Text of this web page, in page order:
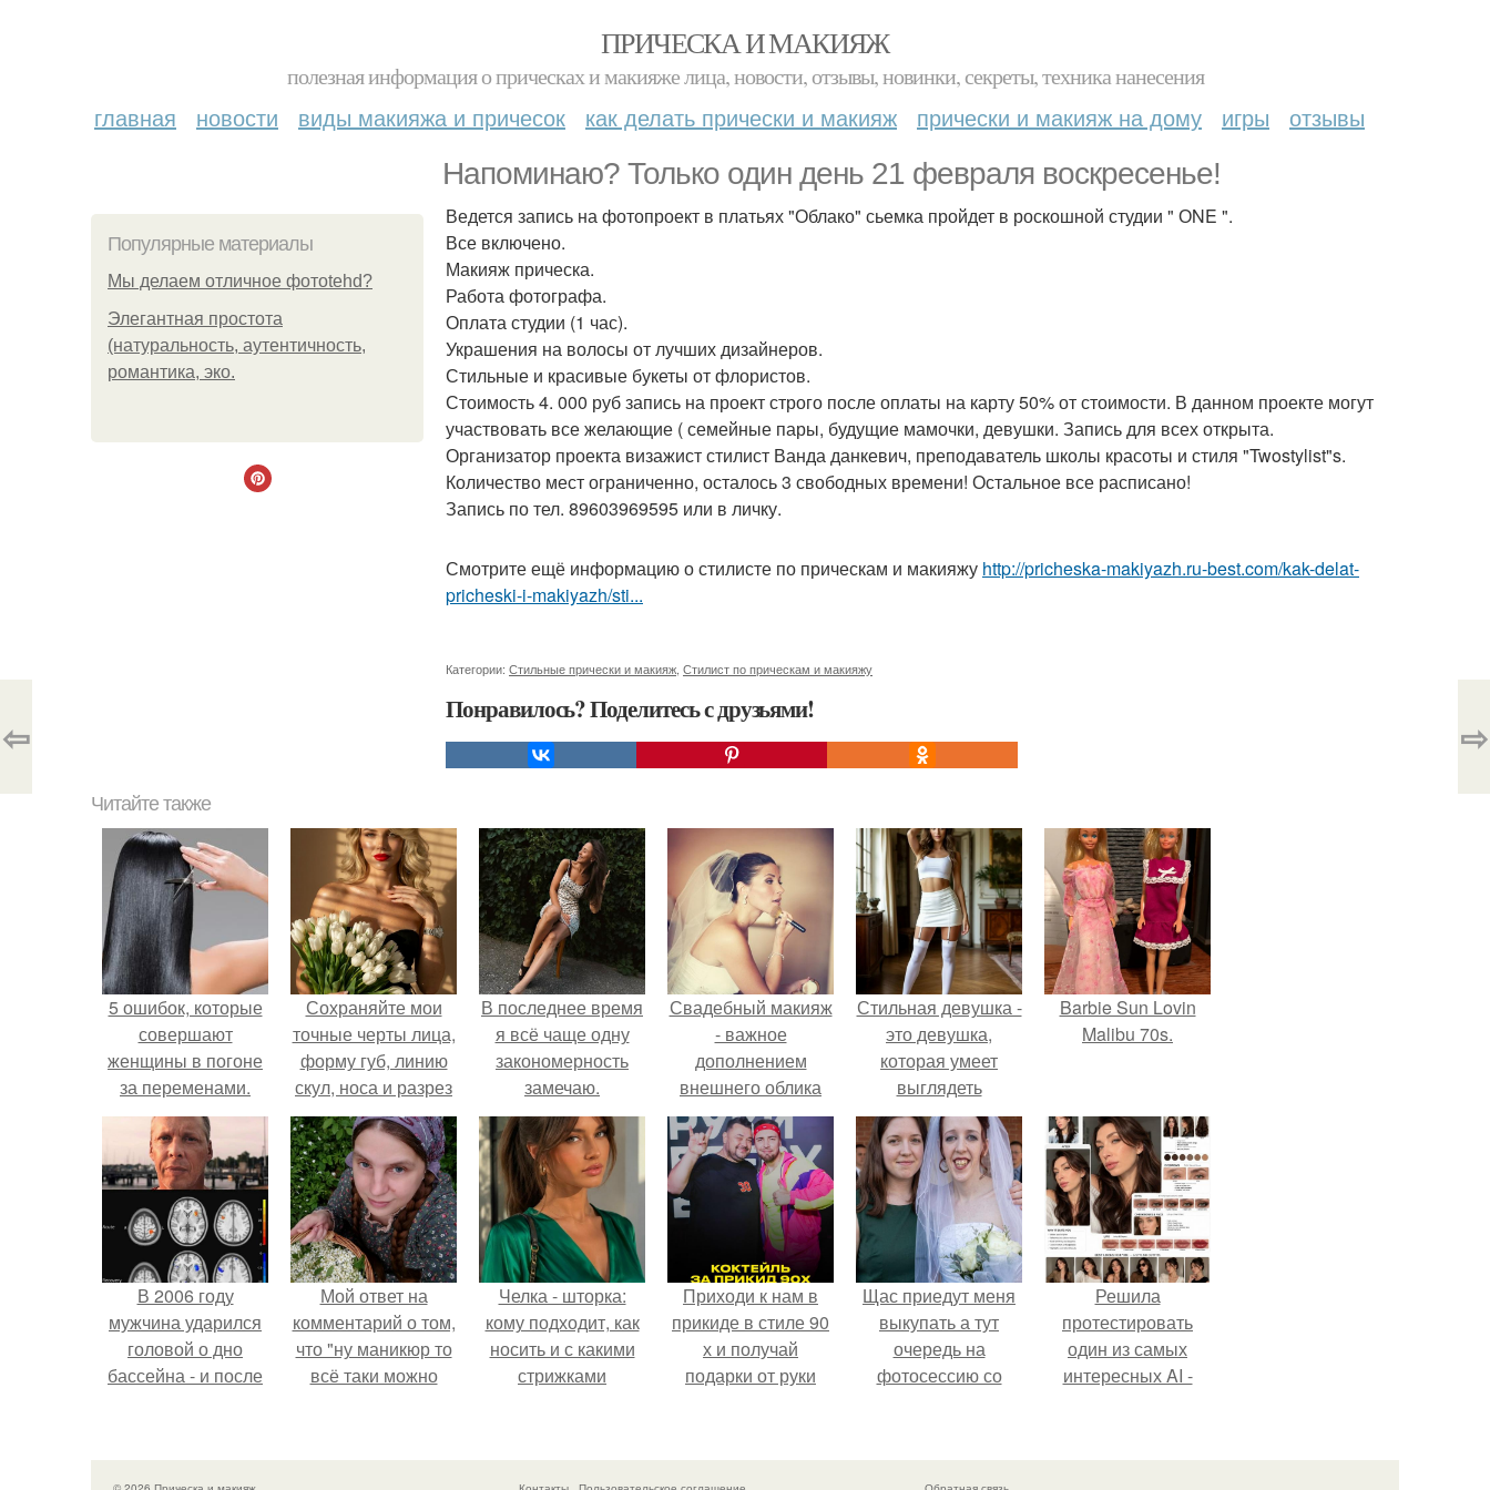
ПРИЧЕСКА И МАКИЯЖ
полезная информация о прическах и макияже лица, новости, отзывы, новинки, секреты, техника нанесения
главная новости виды макияжа и причесок как делать прически и макияж прически и макияж на дому игры отзывы
Напоминаю? Только один день 21 февраля воскресенье!
Популярные материалы
Мы делаем отличное фотоtehd?
Элегантная простота
(натуральность, аутентичность,
романтика, эко.
Ведется запись на фотопроект в платьях "Облако" сьемка пройдет в роскошной студии " ОNE ".
Все включено.
Макияж прическа.
Работа фотографа.
Оплата студии (1 час).
Украшения на волосы от лучших дизайнеров.
Стильные и красивые букеты от флористов.
Стоимость 4. 000 руб запись на проект строго после оплаты на карту 50% от стоимости. В данном проекте могут
участвовать все желающие ( семейные пары, будущие мамочки, девушки. Запись для всех открыта.
Организатор проекта визажист стилист Ванда данкевич, преподаватель школы красоты и стиля "Twostylist"s.
Количество мест ограниченно, осталось 3 свободных времени! Остальное все расписано!
Запись по тел. 89603969595 или в личку.
Смотрите ещё информацию о стилисте по прическам и макияжу http://pricheska-makiyazh.ru-best.com/kak-delat-
pricheski-i-makiyazh/sti...
Категории: Стильные прически и макияж Стилист по прическам и макияжу
Понравилось? Поделитесь с друзьями!
⇦ ⇨
Читайте также
5 ошибок, которые
совершают
женщины в погоне
за переменами.
Сохраняйте мои
точные черты лица,
форму губ, линию
скул, носа и разрез
глаз.
В последнее время
я всё чаще одну
закономерность
замечаю.
Свадебный макияж
- важное
дополнением
внешнего облика
любой невесты.
Стильная девушка -
это девушка,
которая умеет
выглядеть
привлекательно и
элегантно в любои
ситуации.
Barbie Sun Lovin
Malibu 70s.
В 2006 году
мужчина ударился
головой о дно
бассейна - и после
странным образом.
Мой ответ на
комментарий о том,
что "ну маникюр то
всё таки можно
Челка - шторка:
кому подходит, как
носить и с какими
стрижками
Приходи к нам в
прикиде в стиле 90
х и получай
подарки от руки
Щас приедут меня
выкупать а тут
очередь на
фотосессию со
Решила
протестировать
один из самых
интересных AI -